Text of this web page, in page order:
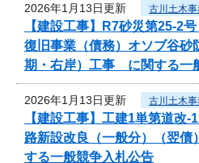
2026年1月13日更新 古川土木
【建設工事】R7砂災第25-
復旧事業（債務）オソブ谷砂
期・右岸）工事 に関する一
2026年1月13日更新 古川土木
【建設工事】工建1単第道
路新設改良（一般分）（翌
する一般競争入札公告